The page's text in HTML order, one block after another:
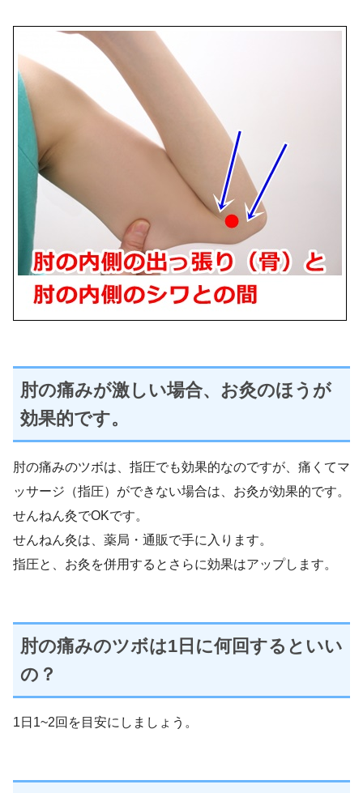
肘の痛みが激しい場合、お灸のほうが
効果的です。
肘の痛みのツボは、指圧でも効果的なのですが、痛くてマ
ッサージ（指圧）ができない場合は、お灸が効果的です。
せんねん灸でOKです。
せんねん灸は、薬局・通販で手に入ります。
指圧と、お灸を併用するとさらに効果はアップします。
肘の痛みのツボは1日に何回するといい
の？
1日1~2回を目安にしましょう。